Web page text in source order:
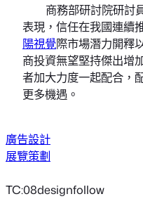
商務部研討院研討
表現，信任在我國連續
陽視覺際市場潛力開釋
商投資無望堅持傑出增
者加大力度一起配合，
更多機遇。
廣告設計
展覽策劃
TC:08designfollow